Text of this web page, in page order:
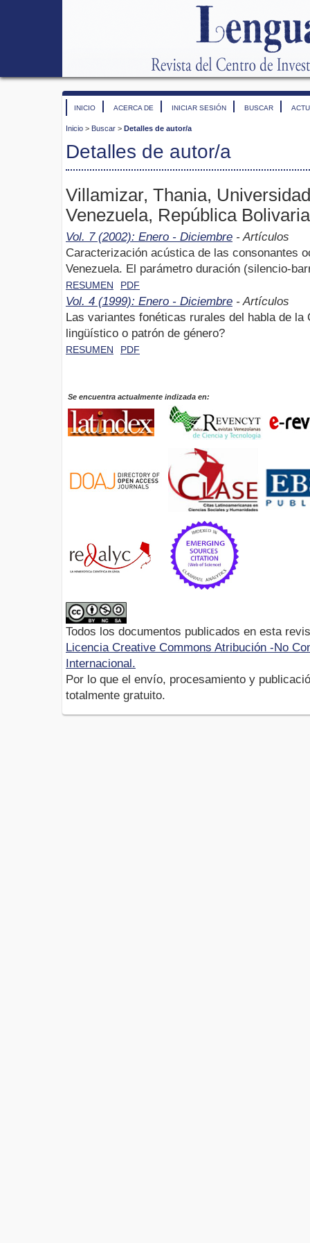
INICIO ACERCA DE INICIAR SESIÓN BUSCAR
Inicio > Buscar > Detalles de autor/a
Detalles de autor/a
Villamizar, Thania,
Venezuela, República
Vol. 7 (2002): Enero - Diciembre - Artículos
Caracterización acústica de las consonantes
Venezuela. El parámetro duración (silencio-
RESUMEN PDF
Vol. 4 (1999): Enero - Diciembre - Artículos
Las variantes fonéticas rurales del habla de la
lingüístico o patrón de género?
RESUMEN PDF
Se encuentra actualmente indizada en:
Todos los documentos publicados en esta
Licencia Creative Commons Atribución -No
Internacional.
Por lo que el envío, procesamiento y
totalmente gratuito.